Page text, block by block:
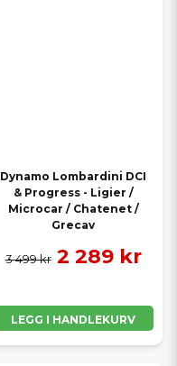
Dynamo Lombardini DCI
& Progress - Ligier /
Microcar / Chatenet /
Grecav
3 499 kr 2 289 kr
LEGG I HANDLEKURV